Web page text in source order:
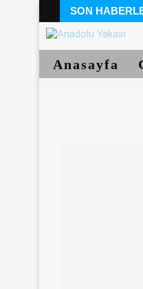
SON
Anasayfa